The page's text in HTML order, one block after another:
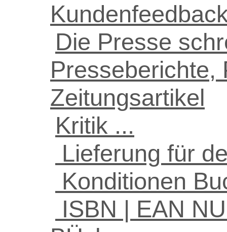
Die Presse
Presseberichte,
Zeitungsartikel
Kritik ...
Lieferung für
Konditionen
ISBN | EAN